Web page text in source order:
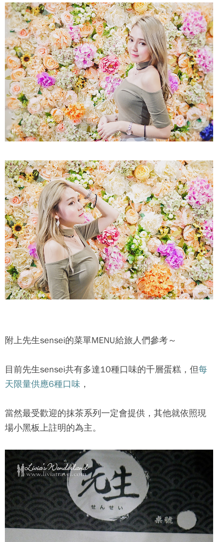
附上先生sensei的菜單MENU給旅人們參考～
目前先生sensei共有多達10種口味的千層蛋糕，但每
天限量供應6種口味 ，
當然最受歡迎的抹茶系列一定會提供，其他就依照現
場小黑板上註明的為主。